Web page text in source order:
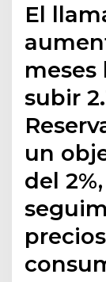
El
meses
subir
un
del